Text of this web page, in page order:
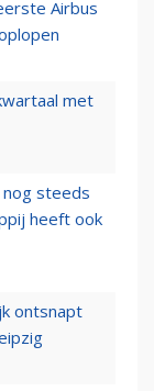
Airbus
met
nog steeds
heeft ook
ontsnapt